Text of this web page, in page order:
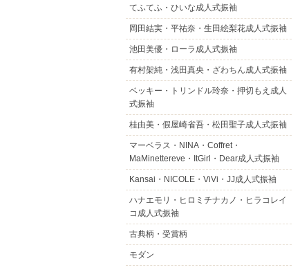
てふてふ・ひいな成人式振袖
岡田結実・平祐奈・生田絵梨花成人式振袖
池田美優・ローラ成人式振袖
有村架純・浅田真央・ざわちん成人式振袖
ベッキー・トリンドル玲奈・押切もえ成人
式振袖
桂由美・假屋崎省吾・松田聖子成人式振袖
マーベラス・NINA・Coffret・
MaMinettereve・ItGirl・Dear成人式振袖
Kansai・NICOLE・ViVi・JJ成人式振袖
ハナエモリ・ヒロミチナカノ・ヒラコレイ
コ成人式振袖
古典柄・受賞柄
モダン